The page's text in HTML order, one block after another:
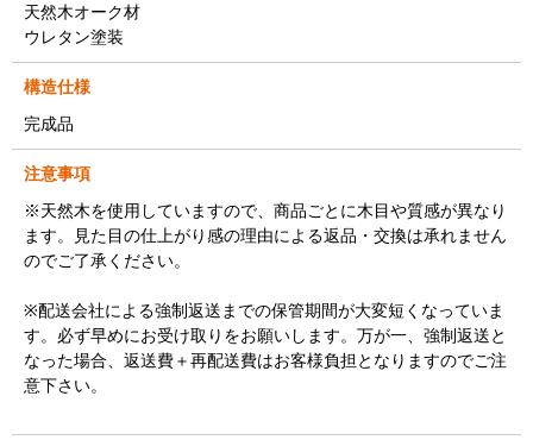
天然木オーク材
ウレタン塗装
構造仕様
完成品
注意事項
※天然木を使用していますので、商品ごとに木目や質感が異なり
ます。見た目の仕上がり感の理由による返品・交換は承れません
のでご了承ください。
※配送会社による強制返送までの保管期間が大変短くなっていま
す。必ず早めにお受け取りをお願いします。万が一、強制返送と
なった場合、返送費＋再配送費はお客様負担となりますのでご注
意下さい。